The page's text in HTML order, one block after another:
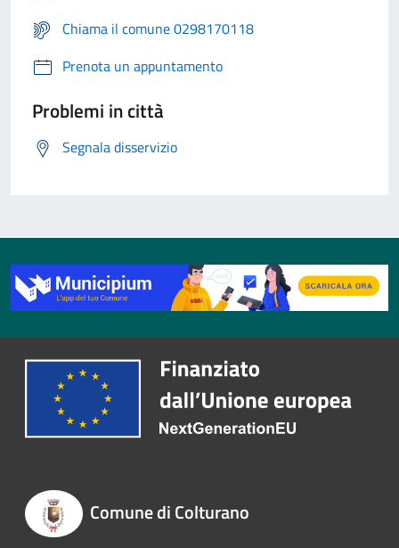
Chiama il comune 0298170118
Prenota un appuntamento
Problemi in città
Segnala disservizio
Comune di Colturano